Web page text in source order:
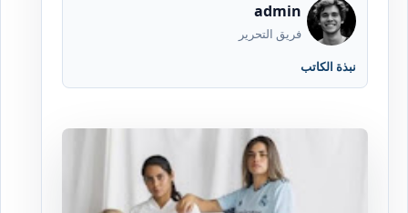
admin
فريق التحرير
نبذة الكاتب